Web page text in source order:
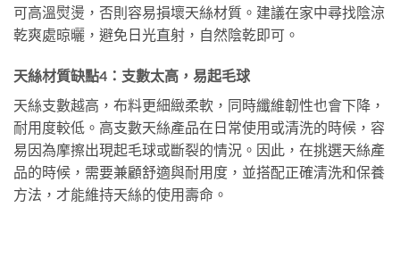
可高溫熨燙，否則容易損壞天絲材質。建議在家中尋找陰涼
乾爽處晾曬，避免日光直射，自然陰乾即可。
天絲材質缺點4：支數太高，易起毛球
天絲支數越高，布料更細緻柔軟，同時纖維韌性也會下降，
耐用度較低。高支數天絲產品在日常使用或清洗的時候，容
易因為摩擦出現起毛球或斷裂的情況。因此，在挑選天絲產
品的時候，需要兼顧舒適與耐用度，並搭配正確清洗和保養
方法，才能維持天絲的使用壽命。